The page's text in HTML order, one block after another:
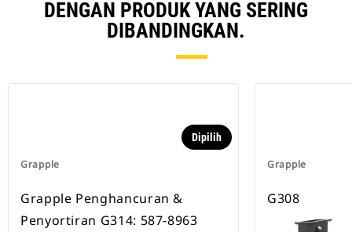
DENGAN PRODUK YANG SERING
DIBANDINGKAN.
Grapple
Dipilih
Grapple Penghancuran &
Penyortiran G314: 587-8963
Grapple
G308